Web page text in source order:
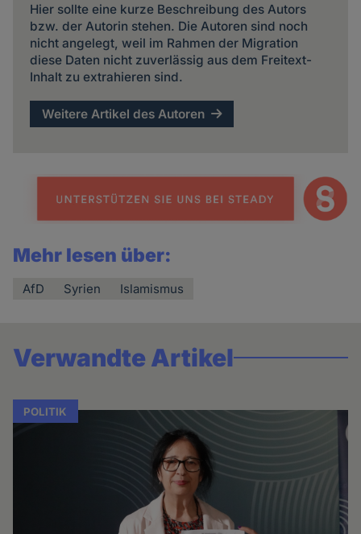
Hier sollte eine kurze Beschreibung des Autors
bzw. der Autorin stehen. Die Autoren sind noch
nicht angelegt, weil im Rahmen der Migration
diese Daten nicht zuverlässig aus dem Freitext-
Inhalt zu extrahieren sind.
Weitere Artikel des Autoren
Mehr lesen über:
AfD Syrien Islamismus
Verwandte Artikel
POLITIK